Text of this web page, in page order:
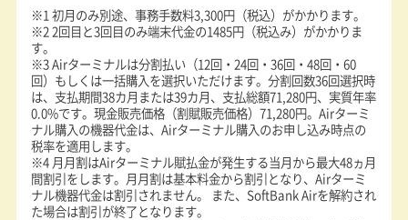
※1 初月のみ別途、事務手数料3,300円（税込）がかかります。
※2 2回目と3回目のみ端末代金の1485円（税込み）がかかりま
す。
※3 Airターミナルは分割払い（12回・24回・36回・48回・60
回）もしくは一括購入を選択いただけます。分割回数36回選択時
は、支払期間38カ月または39カ月、支払総額71,280円、実質年率
0.0%です。現金販売価格（割賦販売価格）71,280円。Airターミ
ナル購入の機器代金は、Airターミナル購入のお申し込み時点の
税率を適用します。
※4 月月割はAirターミナル賦払金が発生する当月から最大48ヵ月
間割引をします。月月割は基本料金から割引となり、Airターミ
ナル機器代金は割引されません。 また、SoftBank Airを解約され
た場合は割引が終了となります。